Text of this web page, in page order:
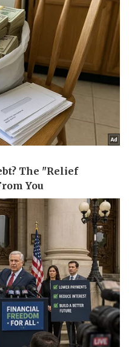
Quân sự - Quốc phòng
Vũ khí
Việt Nam
Phân tích